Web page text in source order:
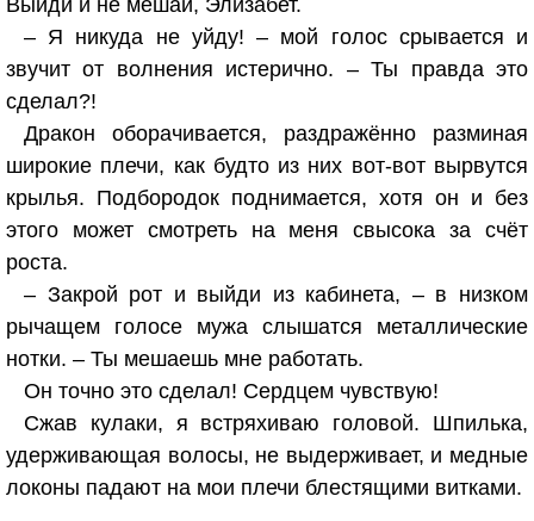
Выйди и не мешай, Элизабет.
– Я никуда не уйду! – мой голос срывается и
звучит от волнения истерично. – Ты правда это
сделал?!
Дракон оборачивается, раздражённо разминая
широкие плечи, как будто из них вот-вот вырвутся
крылья. Подбородок поднимается, хотя он и без
этого может смотреть на меня свысока за счёт
роста.
– Закрой рот и выйди из кабинета, – в низком
рычащем голосе мужа слышатся металлические
нотки. – Ты мешаешь мне работать.
Он точно это сделал! Сердцем чувствую!
Сжав кулаки, я встряхиваю головой. Шпилька,
удерживающая волосы, не выдерживает, и медные
локоны падают на мои плечи блестящими витками.